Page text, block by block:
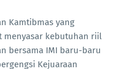
Kamtibmas yang
menyasar kebutuhan riil
bersama IMI baru-baru
Kejuaraan